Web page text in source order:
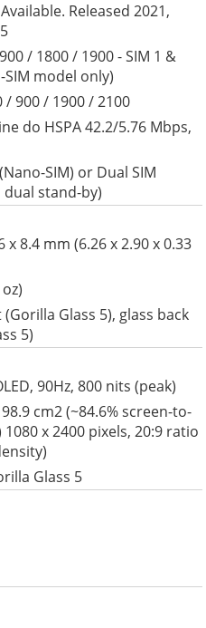
Released 2021,
/ 1800 / 1900 - SIM 1 &
SIM model only)
/ 900 / 1900 / 2100
do HSPA 42.2/5.76 Mbps,
SIM) or Dual SIM
dual stand-by)
x 8.4 mm (6.26 x 2.90 x 0.33
Glass 5), glass back
5)
90Hz, 800 nits (peak)
cm2 (~84.6% screen-to-
x 2400 pixels, 20:9 ratio
Glass 5